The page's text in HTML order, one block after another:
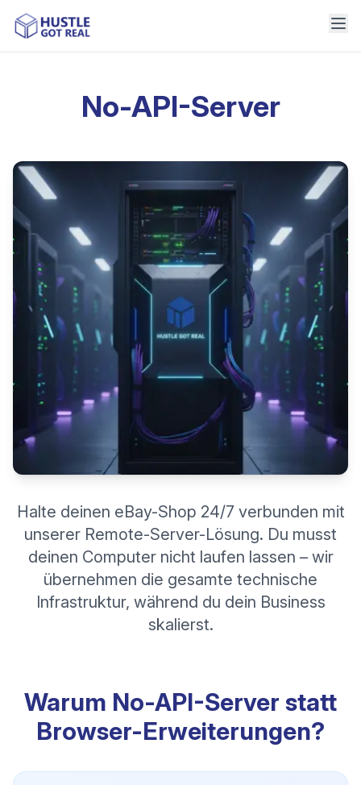
No-API-Server
Halte deinen eBay-Shop 24/7 verbunden mit
unserer Remote-Server-Lösung. Du musst
deinen Computer nicht laufen lassen – wir
übernehmen die gesamte technische
Infrastruktur, während du dein Business
skalierst.
Warum No-API-Server statt
Browser-Erweiterungen?